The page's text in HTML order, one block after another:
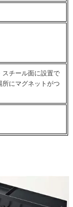
スチール面に設置で
所にマグネットがつ